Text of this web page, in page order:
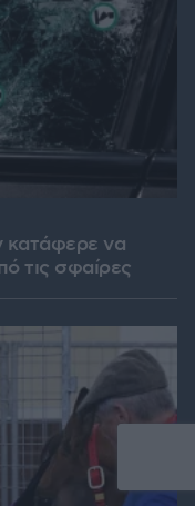
κατάφερε να
τις σφαίρες